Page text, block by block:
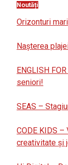
Noutăți
Orizonturi
Nașterea
ENGLISH
seniori!
SEAS –
CODE KIDS –
creativitate și